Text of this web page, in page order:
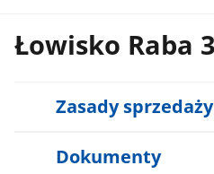
Łowisko Raba 3
Zasady
Dokumenty